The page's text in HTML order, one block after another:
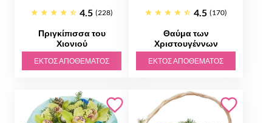
4.5 (228)
Πριγκίπισσα του
Χιονιού
ΕΚΤΌΣ ΑΠΟΘΈΜΑΤΟΣ
4.5 (170)
Θαύμα των
Χριστουγέννων
ΕΚΤΌΣ ΑΠΟΘΈΜΑΤΟΣ